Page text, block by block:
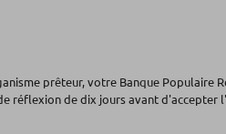
prêteur, votre Banque Populaire
réflexion de dix jours avant